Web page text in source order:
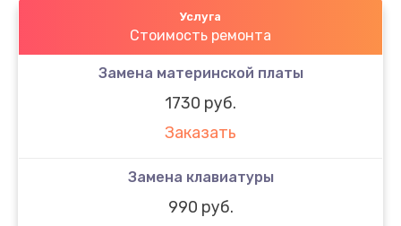
Услуга
Стоимость ремонта
Замена материнской платы
1730 руб.
Заказать
Замена клавиатуры
990 руб.